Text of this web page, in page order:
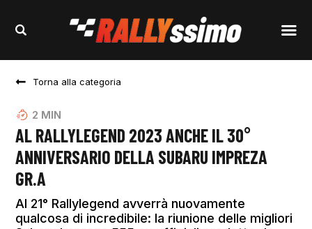
Torna alla categoria
2 MIN
AL RALLYLEGEND 2023 ANCHE IL 30°
ANNIVERSARIO DELLA SUBARU IMPREZA
GR.A
Al 21° Rallylegend avverrà nuovamente
qualcosa di incredibile: la riunione delle migliori